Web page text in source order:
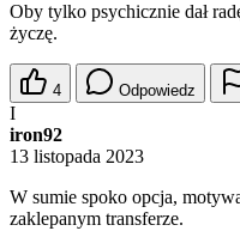
Oby tylko psychicznie dał
życzę.
4 Odpowiedz
I
iron92
13 listopada 2023
W sumie spoko opcja,
zaklepanym transferze.